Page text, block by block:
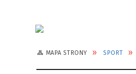
MAPA STRONY SPORT